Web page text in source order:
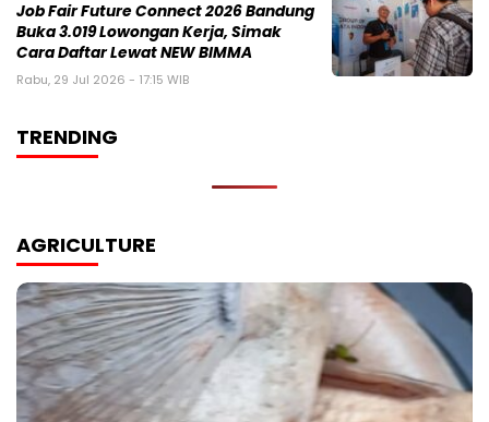
Job Fair Future Connect 2026 Bandung
Buka 3.019 Lowongan Kerja, Simak
Cara Daftar Lewat NEW BIMMA
Rabu, 29 Jul 2026 - 17:15 WIB
TRENDING
AGRICULTURE